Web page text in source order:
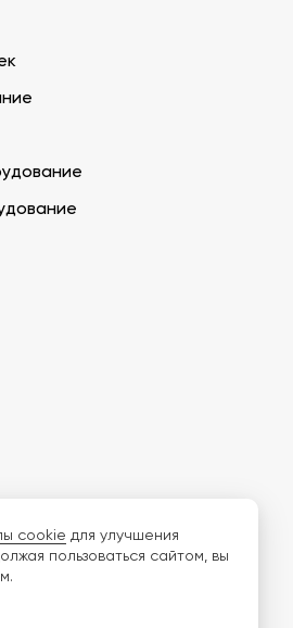
6671165273 ОГРН 1216600030250 КПП
cookie для улучшения
пользоваться сайтом, вы